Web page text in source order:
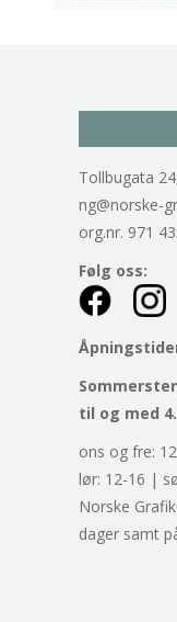
Tollbugata
ng@norske-
org.nr. 971
Følg oss:
til og med
ons og fre:
lør: 12-16 |
Norske
dager samt